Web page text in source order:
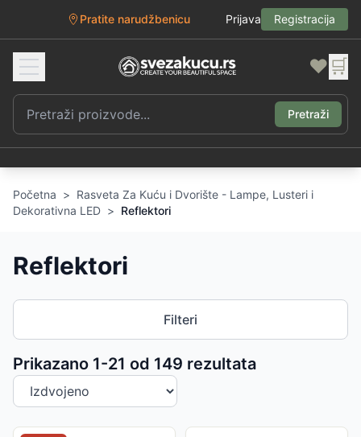
Pratite narudžbenicu Prijava Registracija
❤️ 🛒
Pretraži
Početna > Rasveta Za Kuću i Dvorište - Lampe, Lusteri i
Dekorativna LED > Reflektori
Reflektori
Filteri
Prikazano 1-21 od 149 rezultata
Sortiranje proizvoda